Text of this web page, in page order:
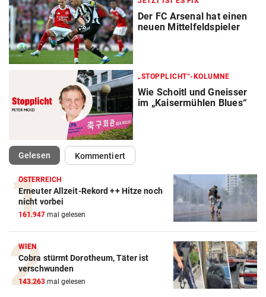
Der FC Arsenal hat einen
neuen Mittelfeldspieler
„STOPPLICHT“-KOLUMNE
Wie Schoitl und Gneisser
im „Kaisermühlen Blues“
Gelesen(ausgewählt)Kommentiert
ÖSTERREICH
Erneuter Allzeit-Rekord ++ Hitze noch
nicht vorbei
161.947 mal gelesen
WIEN
Cobra stürmt Dorotheum, Täter ist
verschwunden
143.263 mal gelesen